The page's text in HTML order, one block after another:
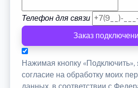
Телефон для связи
Заказ
Нажимая кнопку
согласие на обработку моих
данных, в соответствии с